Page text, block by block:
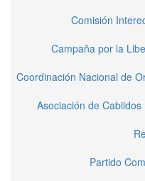
Comisión
Campaña por la
Coordinación Nacional de
Asociación de
Partido